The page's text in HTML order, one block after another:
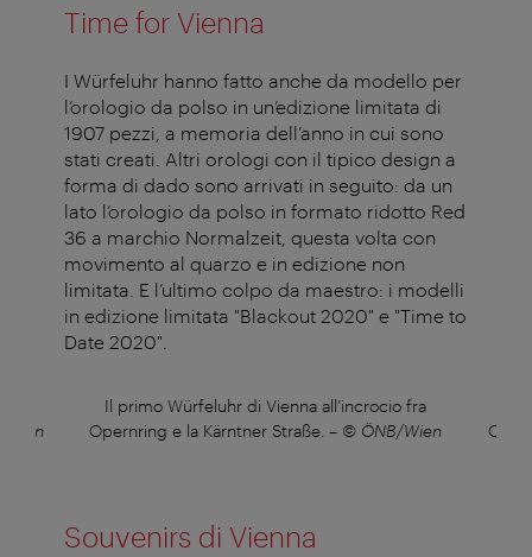
Time for Vienna
I Würfeluhr hanno fatto anche da modello per
l’orologio da polso in un’edizione limitata di
1907 pezzi, a memoria dell’anno in cui sono
stati creati. Altri orologi con il tipico design a
forma di dado sono arrivati in seguito: da un
lato l’orologio da polso in formato ridotto Red
36 a marchio Normalzeit, questa volta con
movimento al quarzo e in edizione non
limitata. E l’ultimo colpo da maestro: i modelli
in edizione limitata "Blackout 2020" e "Time to
Date 2020".
Il primo Würfeluhr di Vienna all’incrocio fra
Opernring e la Kärntner Straße. – © ÖNB/Wien
Souvenirs di Vienna